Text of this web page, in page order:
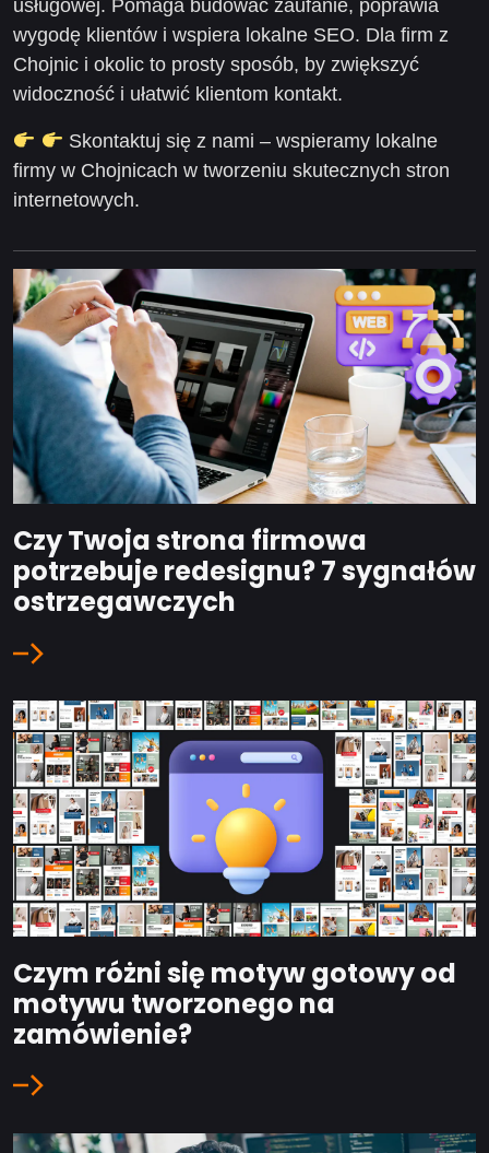
usługowej. Pomaga budować zaufanie, poprawia
wygodę klientów i wspiera lokalne SEO. Dla firm z
Chojnic i okolic to prosty sposób, by zwiększyć
widoczność i ułatwić klientom kontakt.
Skontaktuj się z nami – wspieramy lokalne
firmy w Chojnicach w tworzeniu skutecznych stron
internetowych.
Czy Twoja strona firmowa
potrzebuje redesignu? 7 sygnałów
ostrzegawczych
Czym różni się motyw gotowy od
motywu tworzonego na
zamówienie?